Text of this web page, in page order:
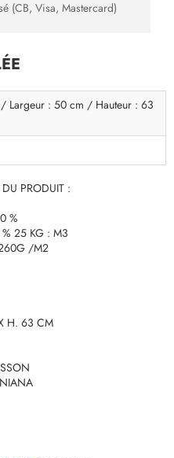
(CB, Visa, Mastercard)
Largeur : 50 cm / Hauteur : 63
PRODUIT :
%
% 25 KG : M3
260G /M2
H. 63 CM